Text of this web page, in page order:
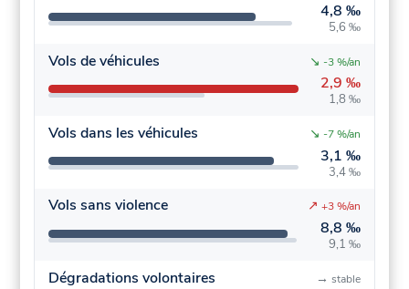
4,8 ‰
5,6 ‰
Vols de véhicules
2,9 ‰
1,8 ‰
↘ -3 %/an
Vols dans les véhicules
3,1 ‰
3,4 ‰
↘ -7 %/an
Vols sans violence
8,8 ‰
9,1 ‰
↗ +3 %/an
Dégradations volontaires
→ stable